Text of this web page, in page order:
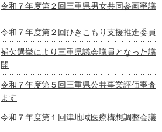
令和７年度第２回三重県男女共同参画審議
令和７年度第２回ひきこもり支援推進委員
補欠選挙により三重県議会議員となった議
開
令和７年度第５回三重県公共事業評価審査
ます
令和７年度第１回津地域医療構想調整会議